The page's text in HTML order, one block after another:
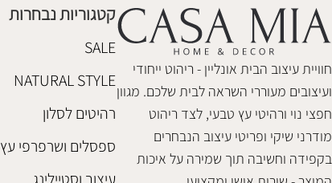
₪ 110
הוספה לסל
₪118
חוויית עיצוב הבית אונליין - ריהוט ייחודי
ועיצובים מעוררי השראה לבית שלכם. מגוון
חפצי נוי ורהיטי עץ טבעי, לצד ריהוט
מודרני שיקי ופריטי עיצוב הנבחרים
בקפידה וחשיבה תוך שמירה על איכות
קטגוריות נבחרות
SALE
NATURAL STYLE
רהיטים לסלון
ספסלים ושרפרפי עץ